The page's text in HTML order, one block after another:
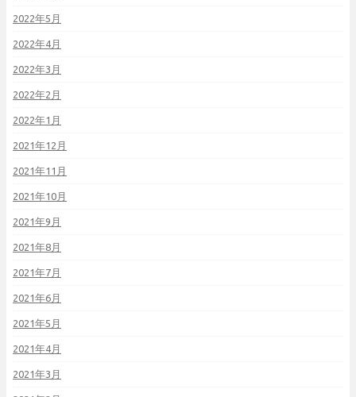
2022年5月
2022年4月
2022年3月
2022年2月
2022年1月
2021年12月
2021年11月
2021年10月
2021年9月
2021年8月
2021年7月
2021年6月
2021年5月
2021年4月
2021年3月